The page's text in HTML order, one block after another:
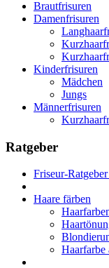
Brautfrisuren
Damenfrisuren
Kinderfrisuren
Mädchen
Jungs
Männerfrisuren
Ratgeber
Friseur-
Haare färben
Haarfarbe